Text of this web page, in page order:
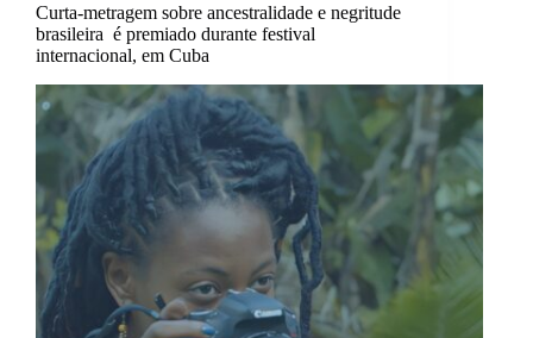
Curta-metragem sobre ancestralidade e negritude
brasileira é premiado durante festival
internacional, em Cuba